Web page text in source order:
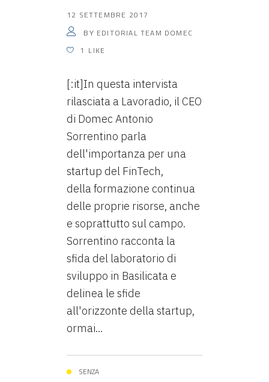
12 SETTEMBRE 2017
BY EDITORIAL TEAM DOMEC
1 LIKE
[:it]In questa intervista
rilasciata a Lavoradio, il CEO
di Domec Antonio
Sorrentino parla
dell'importanza per una
startup del FinTech,
della formazione continua
delle proprie risorse, anche
e soprattutto sul campo.
Sorrentino racconta la
sfida del laboratorio di
sviluppo in Basilicata e
delinea le sfide
all'orizzonte della startup,
ormai...
SENZA